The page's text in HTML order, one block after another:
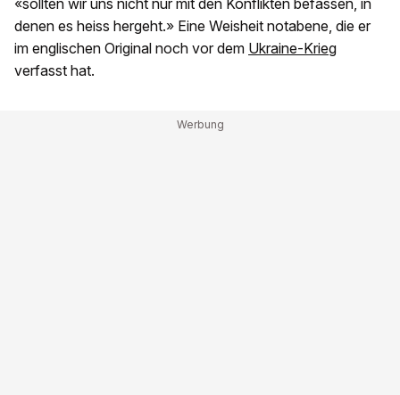
«sollten wir uns nicht nur mit den Konflikten befassen, in
denen es heiss hergeht.» Eine Weisheit notabene, die er
im englischen Original noch vor dem Ukraine-Krieg
verfasst hat.